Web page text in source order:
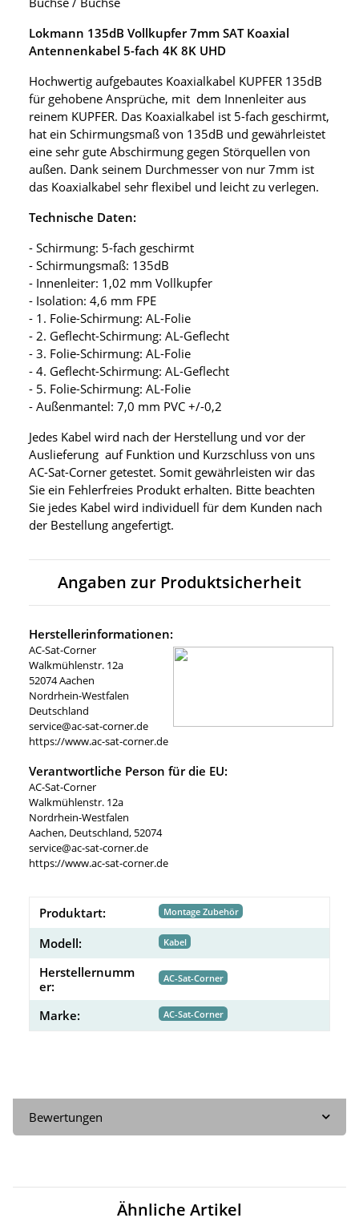
Lokmann 135dB Vollkupfer 7mm SAT Koaxial
Antennenkabel 5-fach 4K 8K UHD
Hochwertig aufgebautes Koaxialkabel KUPFER 135dB
für gehobene Ansprüche, mit dem Innenleiter aus
reinem KUPFER. Das Koaxialkabel ist 5-fach geschirmt,
hat ein Schirmungsmaß von 135dB und gewährleistet
eine sehr gute Abschirmung gegen Störquellen von
außen. Dank seinem Durchmesser von nur 7mm ist
das Koaxialkabel sehr flexibel und leicht zu verlegen.
Technische Daten:
- Schirmung: 5-fach geschirmt
- Schirmungsmaß: 135dB
- Innenleiter: 1,02 mm Vollkupfer
- Isolation: 4,6 mm FPE
- 1. Folie-Schirmung: AL-Folie
- 2. Geflecht-Schirmung: AL-Geflecht
- 3. Folie-Schirmung: AL-Folie
- 4. Geflecht-Schirmung: AL-Geflecht
- 5. Folie-Schirmung: AL-Folie
- Außenmantel: 7,0 mm PVC +/-0,2
Jedes Kabel wird nach der Herstellung und vor der
Auslieferung auf Funktion und Kurzschluss von uns
AC-Sat-Corner getestet. Somit gewährleisten wir das
Sie ein Fehlerfreies Produkt erhalten. Bitte beachten
Sie jedes Kabel wird individuell für dem Kunden nach
der Bestellung angefertigt.
Angaben zur Produktsicherheit
Herstellerinformationen:
AC-Sat-Corner
Walkmühlenstr. 12a
52074 Aachen
Nordrhein-Westfalen
Deutschland
service@ac-sat-corner.de
https://www.ac-sat-corner.de
Verantwortliche Person für die EU:
AC-Sat-Corner
Walkmühlenstr. 12a
Nordrhein-Westfalen
Aachen, Deutschland, 52074
service@ac-sat-corner.de
https://www.ac-sat-corner.de
Produktart: Montage Zubehör
Modell: Kabel
Herstellernumm
er:
AC-Sat-Corner
Marke: AC-Sat-Corner
Bewertungen
Ähnliche Artikel